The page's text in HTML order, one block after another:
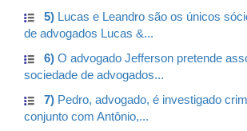
5) Lucas e Leandro são os únicos
de advogados Lucas &...
6) O advogado Jefferson pretende
sociedade de advogados...
7) Pedro, advogado, é investigado
conjunto com Antônio,...